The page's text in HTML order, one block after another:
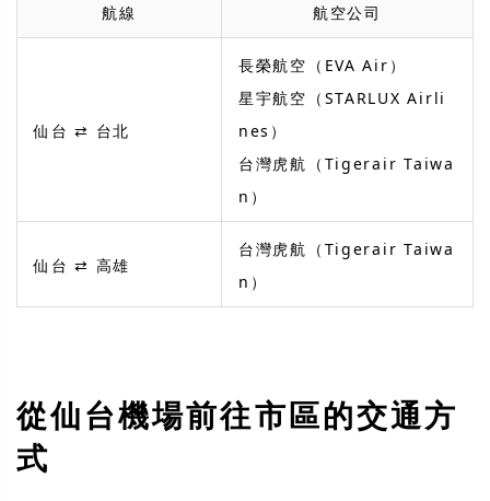
航線 航空公司
仙台 ⇄ 台北
長榮航空（EVA Air）
星宇航空（STARLUX Airli
nes）
台灣虎航（Tigerair Taiwa
n）
仙台 ⇄ 高雄
台灣虎航（Tigerair Taiwa
n）
從仙台機場前往市區的交通方
式